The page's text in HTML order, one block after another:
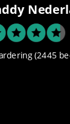
(2445